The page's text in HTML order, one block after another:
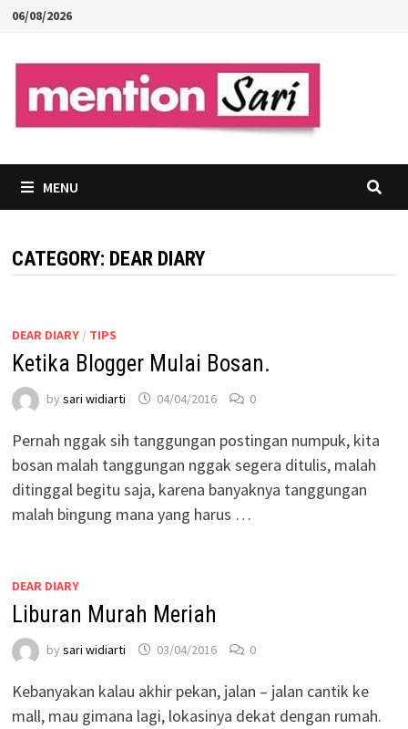
Skip
content
06/08/2026
MENU
CATEGORY: DEAR DIARY
DEAR DIARY/ TIPS
Ketika Blogger Mulai Bosan.
by sari widiarti 04/04/2016 0
Pernah nggak sih tanggungan postingan numpuk, kita
bosan malah tanggungan nggak segera ditulis, malah
ditinggal begitu saja, karena banyaknya tanggungan
malah bingung mana yang harus …
DEAR DIARY
Liburan Murah Meriah
by sari widiarti 03/04/2016 0
Kebanyakan kalau akhir pekan, jalan – jalan cantik ke
mall, mau gimana lagi, lokasinya dekat dengan rumah.